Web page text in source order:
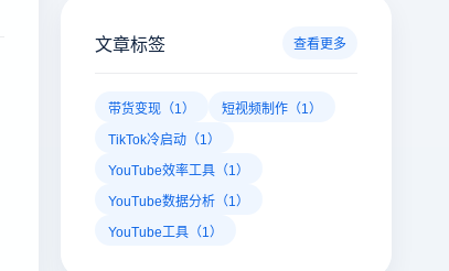
文章标签 查看更多
带货变现（1）
短视频制作（1）
TikTok冷启动（1）
YouTube效率工具（1）
YouTube数据分析（1）
YouTube工具（1）